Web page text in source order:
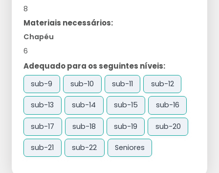
8
Materiais necessários:
Chapéu
6
Adequado para os seguintes níveis:
sub-9 sub-10 sub-11 sub-12
sub-13 sub-14 sub-15 sub-16
sub-17 sub-18 sub-19 sub-20
sub-21 sub-22 Seniores